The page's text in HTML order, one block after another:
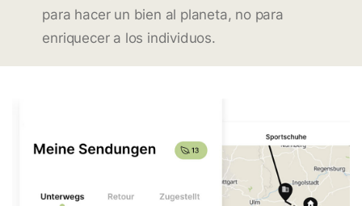
para hacer un bien al planeta, no para
enriquecer a los individuos.